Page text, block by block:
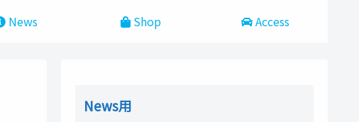
News Shop Access
News用